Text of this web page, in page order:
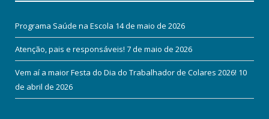
Programa Saúde na Escola 14 de maio de 2026
Atenção, pais e responsáveis! 7 de maio de 2026
Vem aí a maior Festa do Dia do Trabalhador de Colares 2026! 10
de abril de 2026